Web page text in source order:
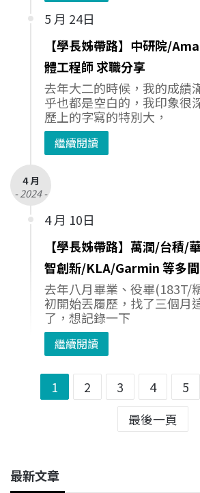
5 月 24日
【學長姊帶路】中研院/
體工程師 求職分享
去年大二的時候，我的成績
乎也都是空白的，我印象很
歷上的字寫的特別大，
繼續閱讀
4 月
- 2024 -
4 月 10日
【學長姊帶路】萬潤/台積/
智創新/KLA/Garmin 等多
去年八月畢業、役畢(183T/
初開始丟履歷，找了三個月
了，想記錄一下
繼續閱讀
1 2 3 4 5
最後一頁
最新文章